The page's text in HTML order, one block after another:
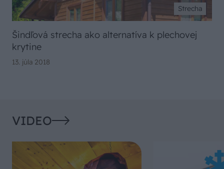
Strecha
Šindľová strecha ako alternatíva k plechovej
krytine
13. júla 2018
VIDEO